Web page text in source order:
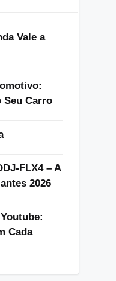
Vale a
Seu Carro
FLX4 – A
2026
Cada